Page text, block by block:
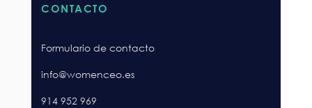
CONTACTO
Formulario de contacto
info@womenceo.es
914 952 969